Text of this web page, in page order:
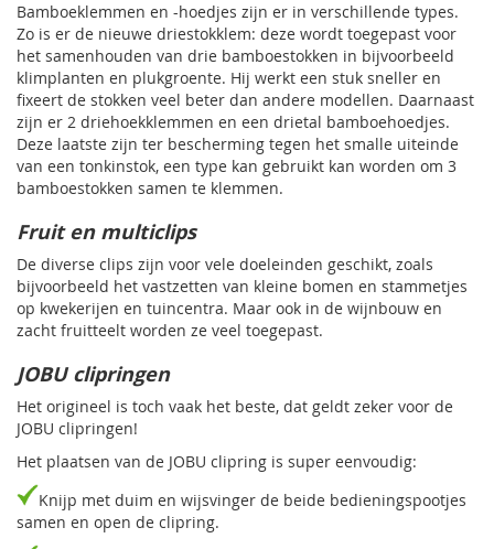
Bamboeklemmen en -hoedjes zijn er in verschillende types.
Zo is er de nieuwe driestokklem: deze wordt toegepast voor
het samenhouden van drie bamboestokken in bijvoorbeeld
klimplanten en plukgroente. Hij werkt een stuk sneller en
fixeert de stokken veel beter dan andere modellen. Daarnaast
zijn er 2 driehoekklemmen en een drietal bamboehoedjes.
Deze laatste zijn ter bescherming tegen het smalle uiteinde
van een tonkinstok, een type kan gebruikt kan worden om 3
bamboestokken samen te klemmen.
Fruit en multiclips
De diverse clips zijn voor vele doeleinden geschikt, zoals
bijvoorbeeld het vastzetten van kleine bomen en stammetjes
op kwekerijen en tuincentra. Maar ook in de wijnbouw en
zacht fruitteelt worden ze veel toegepast.
JOBU clipringen
Het origineel is toch vaak het beste, dat geldt zeker voor de
JOBU clipringen!
Het plaatsen van de JOBU clipring is super eenvoudig:
Knijp met duim en wijsvinger de beide bedieningspootjes
samen en open de clipring.